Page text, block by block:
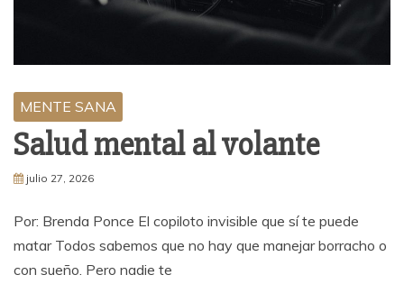
MENTE SANA
Salud mental al volante
julio 27, 2026
Por: Brenda Ponce El copiloto invisible que sí te puede
matar Todos sabemos que no hay que manejar borracho o
con sueño. Pero nadie te